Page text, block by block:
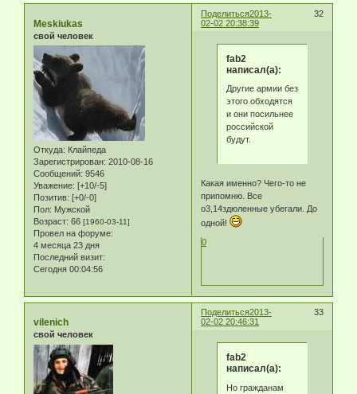
Поделиться 32
2013-
02-02 20:38:39
Meskiukas
свой человек
Откуда: Клайпеда
Зарегистрирован: 2010-08-16
Сообщений: 9546
Уважение: [+10/-5]
Позитив: [+0/-0]
Пол: Мужской
Возраст: 66 [1960-03-11]
Провел на форуме:
4 месяца 23 дня
Последний визит:
Сегодня 00:04:56
fab2
написал(а):
Другие армии без
этого обходятся
и они посильнее
российской
будут.
Какая именно? Чего-то не
припомню. Все
о3,14здюленные убегали. До
одной!
0
Поделиться 33
2013-
02-02 20:46:31
vilenich
свой человек
fab2
написал(а):
Но гражданам